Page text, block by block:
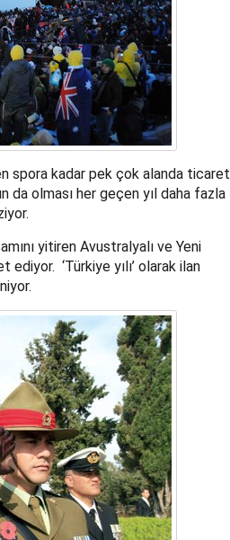
spora kadar pek çok alanda ticaret
da olması her geçen yıl daha fazla
yitiren Avustralyalı ve Yeni
ediyor. ‘Türkiye yılı’ olarak ilan